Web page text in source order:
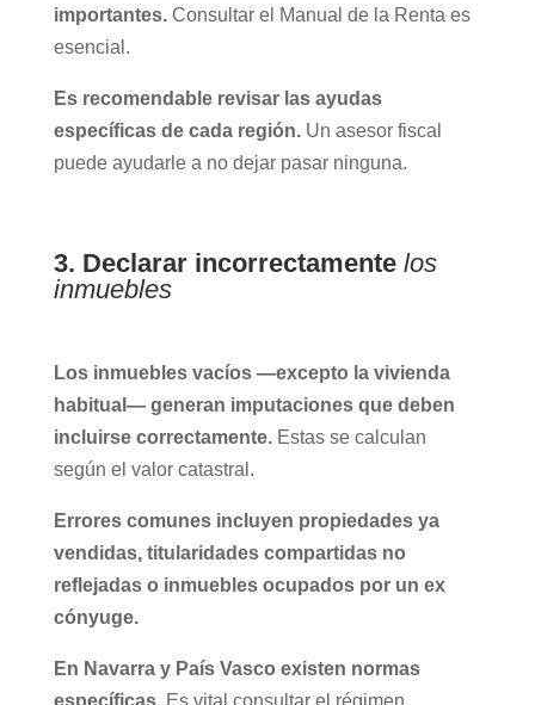
importantes.Consultar el Manual de la Renta es
esencial.
Es recomendable revisar las ayudas
específicas de cada región.Un asesor fiscal
puede ayudarle a no dejar pasar ninguna.
3. Declarar incorrectamente los
inmuebles
Los inmuebles vacíos —excepto la vivienda
habitual— generan imputaciones que deben
incluirse correctamente.Estas se calculan
según el valor catastral.
Errores comunes incluyen propiedades ya
vendidas, titularidades compartidas no
reflejadas o inmuebles ocupados por un ex
cónyuge.
En Navarra y País Vasco existen normas
específicas.Es vital consultar el régimen